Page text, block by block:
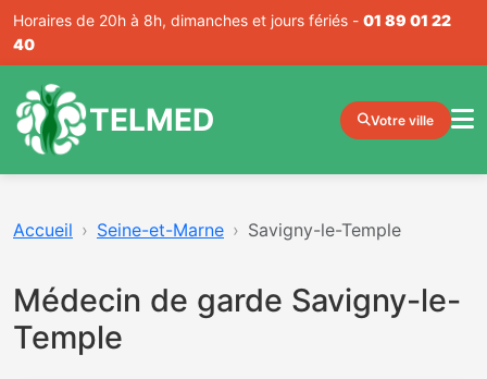
Horaires de 20h à 8h, dimanches et jours fériés - 01 89 01 22
40
TELMED Votre ville
Accueil Seine-et-Marne Savigny-le-Temple
Médecin de garde Savigny-le-
Temple